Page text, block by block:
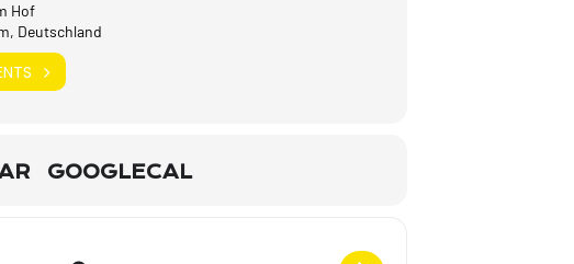
Hof
Deutschland
GOOGLECAL
Destination Address - Trio - Dexheim [CE2uxxLIk]